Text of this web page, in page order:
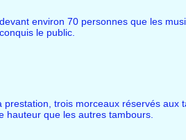
environ 70 personnes que les
le public.
prestation, trois morceaux réservés
hauteur que les autres tambours.